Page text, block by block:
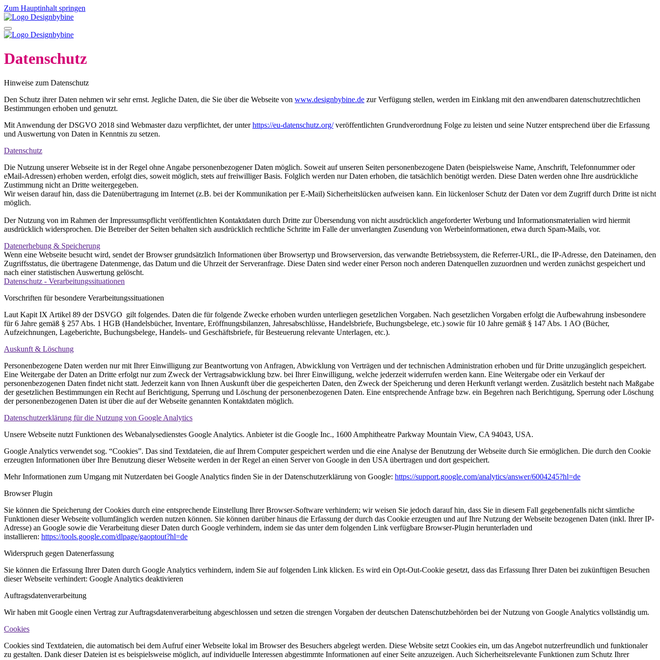
Zum Hauptinhalt springen
Datenschutz
Hinweise zum Datenschutz
Den Schutz ihrer Daten nehmen wir sehr ernst. Jegliche Daten, die Sie über die Webseite von www.designbybine.de zur Verfügung stellen, werden im Einklang mit den anwendbaren datenschutzrechtlichen
Bestimmungen erhoben und genutzt.
Mit Anwendung der DSGVO 2018 sind Webmaster dazu verpflichtet, der unterhttps://eu-datenschutz.org/veröffentlichten Grundverordnung Folge zu leisten und seine Nutzer entsprechend über die Erfassung
und Auswertung von Daten in Kenntnis zu setzen.
Datenschutz
Die Nutzung unserer Webseite ist in der Regel ohne Angabe personenbezogener Daten möglich. Soweit auf unseren Seiten personenbezogene Daten (beispielsweise Name, Anschrift, Telefonnummer oder
eMail-Adressen) erhoben werden, erfolgt dies, soweit möglich, stets auf freiwilliger Basis. Folglich werden nur Daten erhoben, die tatsächlich benötigt werden. Diese Daten werden ohne Ihre ausdrückliche
Zustimmung nicht an Dritte weitergegeben.
Wir weisen darauf hin, dass die Datenübertragung im Internet (z.B. bei der Kommunikation per E-Mail) Sicherheitslücken aufweisen kann. Ein lückenloser Schutz der Daten vor dem Zugriff durch Dritte ist nicht
möglich.
Der Nutzung von im Rahmen der Impressumspflicht veröffentlichten Kontaktdaten durch Dritte zur Übersendung von nicht ausdrücklich angeforderter Werbung und Informationsmaterialien wird hiermit
ausdrücklich widersprochen. Die Betreiber der Seiten behalten sich ausdrücklich rechtliche Schritte im Falle der unverlangten Zusendung von Werbeinformationen, etwa durch Spam-Mails, vor.
Datenerhebung & Speicherung
Wenn eine Webseite besucht wird, sendet der Browser grundsätzlich Informationen über Browsertyp und Browserversion, das verwandte Betriebssystem, die Referrer-URL, die IP-Adresse, den Dateinamen, den
Zugriffsstatus, die übertragene Datenmenge, das Datum und die Uhrzeit der Serveranfrage. Diese Daten sind weder einer Person noch anderen Datenquellen zuzuordnen und werden zunächst gespeichert und
nach einer statistischen Auswertung gelöscht.
Datenschutz - Verarbeitungssituationen
Vorschriften für besondere Verarbeitungssituationen
Laut Kapit IX Artikel 89 der DSVGO gilt folgendes. Daten die für folgende Zwecke erhoben wurden unterliegen gesetzlichen Vorgaben. Nach gesetzlichen Vorgaben erfolgt die Aufbewahrung insbesondere
für 6 Jahre gemäß § 257 Abs. 1 HGB (Handelsbücher, Inventare, Eröffnungsbilanzen, Jahresabschlüsse, Handelsbriefe, Buchungsbelege, etc.) sowie für 10 Jahre gemäß § 147 Abs. 1 AO (Bücher,
Aufzeichnungen, Lageberichte, Buchungsbelege, Handels- und Geschäftsbriefe, für Besteuerung relevante Unterlagen, etc.).
Auskunft & Löschung
Personenbezogene Daten werden nur mit Ihrer Einwilligung zur Beantwortung von Anfragen, Abwicklung von Verträgen und der technischen Administration erhoben und für Dritte unzugänglich gespeichert.
Eine Weitergabe der Daten an Dritte erfolgt nur zum Zweck der Vertragsabwicklung bzw. bei Ihrer Einwilligung, welche jederzeit widerrufen werden kann. Eine Weitergabe oder ein Verkauf der
personenbezogenen Daten findet nicht statt. Jederzeit kann von Ihnen Auskunft über die gespeicherten Daten, den Zweck der Speicherung und deren Herkunft verlangt werden. Zusätzlich besteht nach Maßgabe
der gesetzlichen Bestimmungen ein Recht auf Berichtigung, Sperrung und Löschung der personenbezogenen Daten. Eine entsprechende Anfrage bzw. ein Begehren nach Berichtigung, Sperrung oder Löschung
der personenbezogenen Daten ist über die auf der Webseite genannten Kontaktdaten möglich.
Datenschutzerklärung für die Nutzung von Google Analytics
Unsere Webseite nutzt Funktionen des Webanalysedienstes Google Analytics. Anbieter ist die Google Inc., 1600 Amphitheatre Parkway Mountain View, CA 94043, USA.
Google Analytics verwendet sog. “Cookies”. Das sind Textdateien, die auf Ihrem Computer gespeichert werden und die eine Analyse der Benutzung der Webseite durch Sie ermöglichen. Die durch den Cookie
erzeugten Informationen über Ihre Benutzung dieser Webseite werden in der Regel an einen Server von Google in den USA übertragen und dort gespeichert.
Mehr Informationen zum Umgang mit Nutzerdaten bei Google Analytics finden Sie in der Datenschutzerklärung von Google: https://support.google.com/analytics/answer/6004245?hl=de
Browser Plugin
Sie können die Speicherung der Cookies durch eine entsprechende Einstellung Ihrer Browser-Software verhindern; wir weisen Sie jedoch darauf hin, dass Sie in diesem Fall gegebenenfalls nicht sämtliche
Funktionen dieser Webseite vollumfänglich werden nutzen können. Sie können darüber hinaus die Erfassung der durch das Cookie erzeugten und auf Ihre Nutzung der Webseite bezogenen Daten (inkl. Ihrer IP-
Adresse) an Google sowie die Verarbeitung dieser Daten durch Google verhindern, indem sie das unter dem folgenden Link verfügbare Browser-Plugin herunterladen und
installieren: https://tools.google.com/dlpage/gaoptout?hl=de
Widerspruch gegen Datenerfassung
Sie können die Erfassung Ihrer Daten durch Google Analytics verhindern, indem Sie auf folgenden Link klicken. Es wird ein Opt-Out-Cookie gesetzt, dass das Erfassung Ihrer Daten bei zukünftigen Besuchen
dieser Webseite verhindert: Google Analytics deaktivieren
Auftragsdatenverarbeitung
Wir haben mit Google einen Vertrag zur Auftragsdatenverarbeitung abgeschlossen und setzen die strengen Vorgaben der deutschen Datenschutzbehörden bei der Nutzung von Google Analytics vollständig um.
Cookies
Cookies sind Textdateien, die automatisch bei dem Aufruf einer Webseite lokal im Browser des Besuchers abgelegt werden. Diese Website setzt Cookies ein, um das Angebot nutzerfreundlich und funktionaler
zu gestalten. Dank dieser Dateien ist es beispielsweise möglich, auf individuelle Interessen abgestimmte Informationen auf einer Seite anzuzeigen. Auch Sicherheitsrelevante Funktionen zum Schutz Ihrer